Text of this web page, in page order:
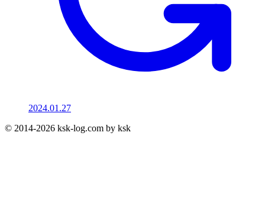
2024.01.27
© 2014-2026 ksk-log.com by ksk